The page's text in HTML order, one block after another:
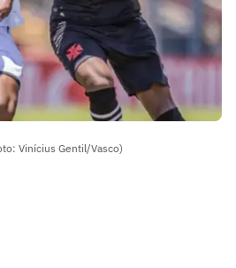
Vinícius Gentil/Vasco)